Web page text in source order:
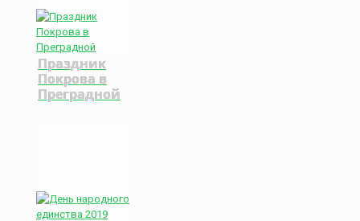
Праздник
Покрова в
Преградной